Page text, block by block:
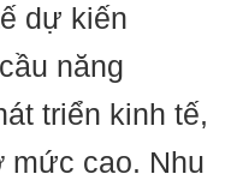
dự kiến
năng
triển kinh tế,
mức cao. Nhu